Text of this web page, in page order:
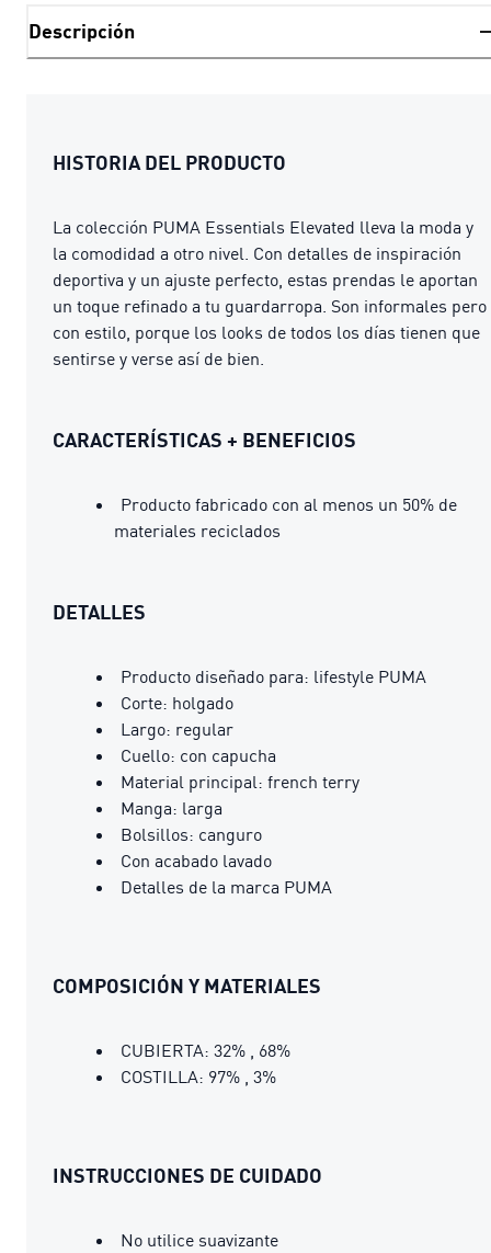
Descripción
HISTORIA DEL PRODUCTO
La colección PUMA Essentials Elevated lleva la moda y
la comodidad a otro nivel. Con detalles de inspiración
deportiva y un ajuste perfecto, estas prendas le aportan
un toque refinado a tu guardarropa. Son informales pero
con estilo, porque los looks de todos los días tienen que
sentirse y verse así de bien.
CARACTERÍSTICAS + BENEFICIOS
Producto fabricado con al menos un 50% de
materiales reciclados
DETALLES
Producto diseñado para: lifestyle PUMA
Corte: holgado
Largo: regular
Cuello: con capucha
Material principal: french terry
Manga: larga
Bolsillos: canguro
Con acabado lavado
Detalles de la marca PUMA
COMPOSICIÓN Y MATERIALES
CUBIERTA: 32% , 68%
COSTILLA: 97% , 3%
INSTRUCCIONES DE CUIDADO
No utilice suavizante